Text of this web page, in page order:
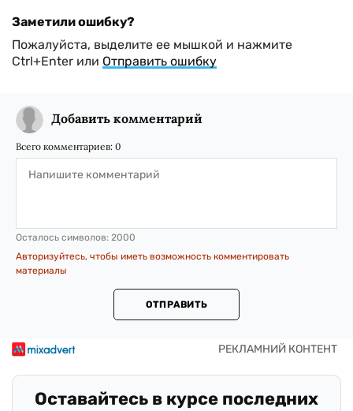
Заметили ошибку?
Пожалуйста, выделите ее мышкой и нажмите
Ctrl+Enter или Отправить ошибку
Добавить комментарий
Всего комментариев: 0
Осталось символов: 2000
Авторизуйтесь, чтобы иметь возможность комментировать
материалы
ОТПРАВИТЬ
Оставайтесь в курсе последних